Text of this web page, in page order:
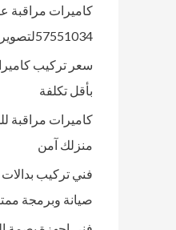
ن
:
كاميرات مراقبة
57551034لتصوير أكثر احترافية
بأقل تكلفة
منزلك آمن
صيانة وبرمجة